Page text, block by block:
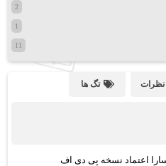
2
1
11
نظرات تگ ها
سارا اعتماد نسخه پی دی اف